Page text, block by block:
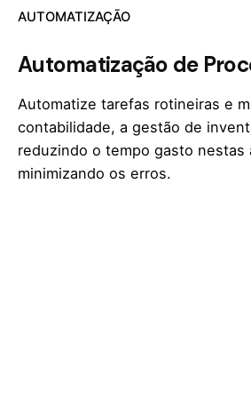
AUTOMATIZAÇÃO
Automatização de
Automatize tarefas rotineiras e
contabilidade, a gestão de
reduzindo o tempo gasto nestas
minimizando os erros.